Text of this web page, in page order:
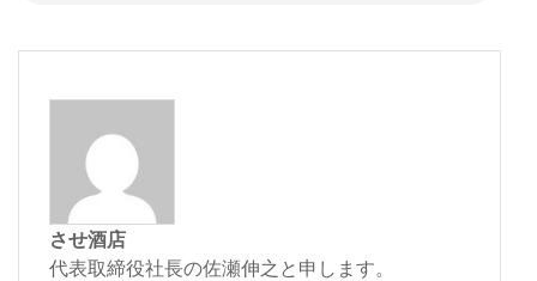
させ酒店
代表取締役社長の佐瀬伸之と申します。